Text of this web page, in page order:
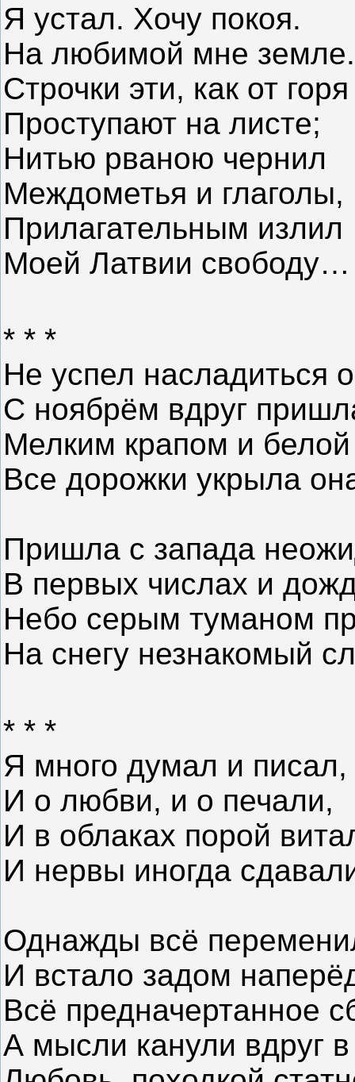
Я устал. Хочу покоя.
На любимой мне земле.
Строчки эти, как от горя
Проступают на листе;
Нитью рваною чернил
Междометья и глаголы,
Прилагательным излил
Моей Латвии свободу…
* * *
Не успел насладиться
С ноябрём вдруг
Мелким крапом и
Все дорожки укрыла
Пришла с запада
В первых числах и
Небо серым туманом
На снегу незнакомый
* * *
Я много думал и писал,
И о любви, и о печали,
И в облаках порой
И нервы иногда
Однажды всё
И встало задом
Всё предначертанное
А мысли канули вдруг